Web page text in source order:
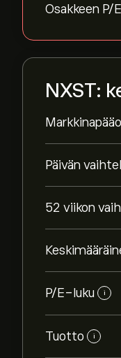
Osakkeen
NXST:
Päivän
52 viikon
P/E-luku i
Tuotto i